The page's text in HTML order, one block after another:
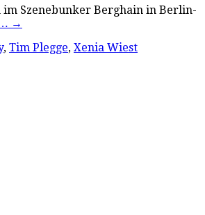
Szenebunker Berghain in Berlin-
→
, Tim Plegge, Xenia Wiest